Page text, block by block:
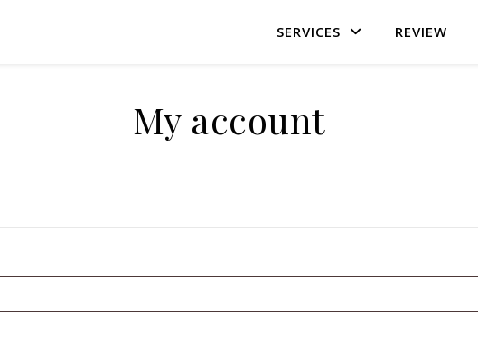
SERVICES REVIEW
My account